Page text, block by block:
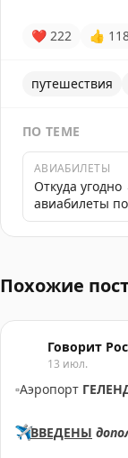
❤ 222 👍
путешествия
ПО ТЕМЕ
АВИАБИЛЕТЫ
Откуда
авиабилеты
Похожие
Говорит
13 июл.
▫️Аэропорт
✈️ВВЕДЕНЫ